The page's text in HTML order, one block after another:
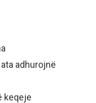
adhurojnë
keqeje